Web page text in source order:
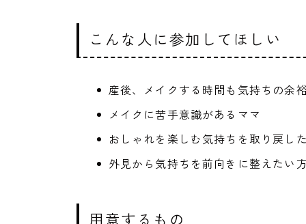
こんな人に参加してほしい
産後、メイクする時間も気持ちの余
メイクに苦手意識があるママ
おしゃれを楽しむ気持ちを取り戻し
外見から気持ちを前向きに整えたい方
用意するもの